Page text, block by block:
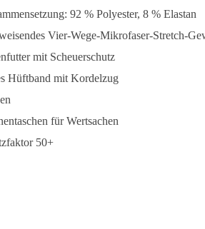
92 % Polyester, 8 % Elastan
Vier-Wege-Mikrofaser-Stretch-
mit Scheuerschutz
Hüftband mit Kordelzug
für Wertsachen
50+